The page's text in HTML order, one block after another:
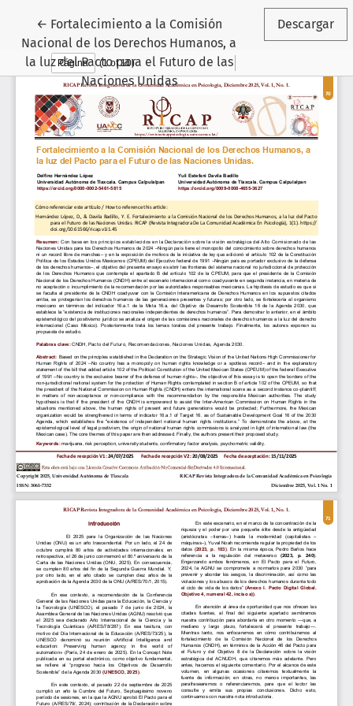
← Volver a los detalles del artículo
Fortalecimiento a la Comisión
Nacional de los Derechos Humanos, a
la luz del Pacto para el Futuro de las
Naciones Unidas
Descargar